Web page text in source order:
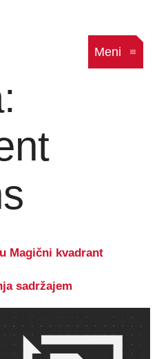
Meni
Magični kvadrant
sadržajem